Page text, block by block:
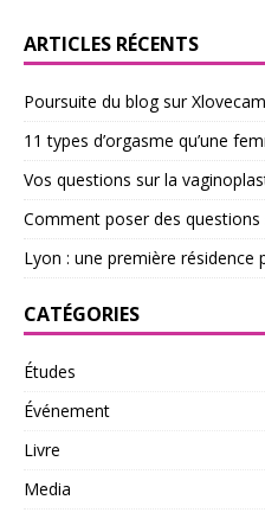
ARTICLES RÉCENTS
Poursuite du blog sur Xlovecam
11 types d’orgasme qu’une
Vos questions sur la
Comment poser des
Lyon : une première résidence
CATÉGORIES
Études
Événement
Livre
Media